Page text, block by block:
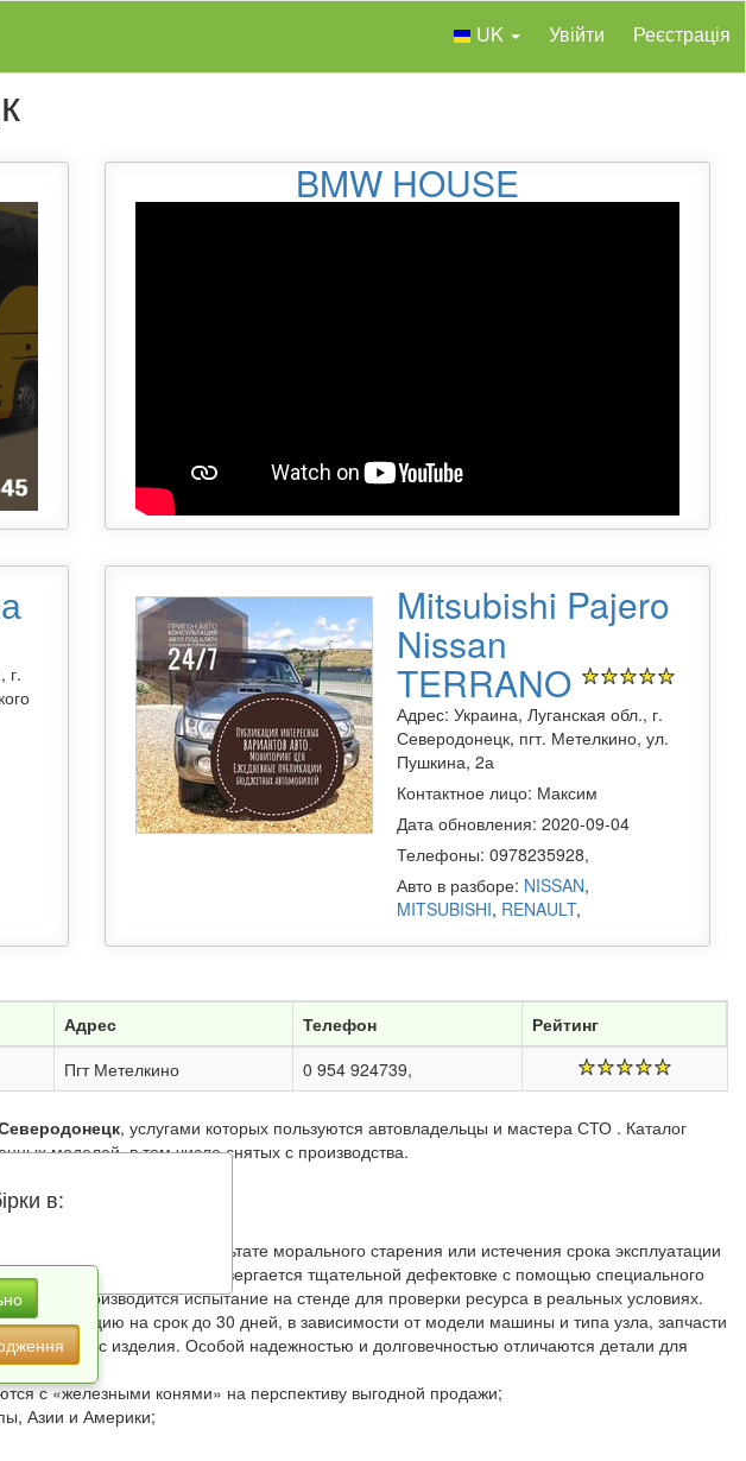
UK Увійти Реєстрація
в:
BMW HOUSE
г.
Mitsubishi Pajero
Nissan
TERRANO
Адрес: Украина, Луганская обл., г.
Северодонецк, пгт. Метелкино, ул.
Пушкина, 2а
Контактное лицо: Максим
Дата обновления: 2020-09-04
Телефоны: 0978235928,
Авто в разборе: NISSAN,
MITSUBISHI, RENAULT,
Адрес Телефон
Рейтинг
Пгт Метелкино 0 954 924739,
, услугами которых пользуются автовладельцы и мастера СТО . Каталог
моделей, в том числе снятых с производства.
после ДТП, в результате морального старения или истечения срока эксплуатации
запчасть подвергается тщательной дефектовке с помощью специального
производится испытание на стенде для проверки ресурса в реальных условиях.
на продукцию на срок до 30 дней, в зависимости от модели машины и типа узла, запчасти
ресурс изделия. Особой надежностью и долговечностью отличаются детали для
с «железными конями» на перспективу выгодной продажи;
Азии и Америки;